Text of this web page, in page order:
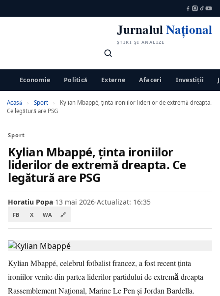
JurnalulNațional
ȘTIRI ȘI ANALIZE
Economie Politică Externe Afaceri Investiții
Acasă › Sport ›
Kylian Mbappé, ținta ironiilor liderilor de extremă dreapta.
Ce legătură are PSG
Sport
Kylian Mbappé, ținta ironiilor
liderilor de extremă dreapta. Ce
legătură are PSG
Horatiu Popa·13 mai 2026·Actualizat: 16:35
FB X WA 🔗
Kylian Mbappé, celebrul fotbalist francez, a fost recent ținta
ironiilor venite din partea liderilor partidului de extremă dreapta
Rassemblement Național, Marine Le Pen și Jordan Bardella.